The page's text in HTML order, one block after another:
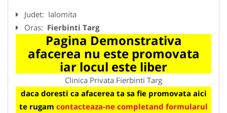
Judet: Ialomita
Oras: Fierbinti Targ
Pagina Demonstrativa
afacerea nu este promovata
iar locul este liber
Clinica Privata Fierbinti Targ
daca doresti ca afacerea ta sa fie promovata aici
te rugam contacteaza-ne completand formularul